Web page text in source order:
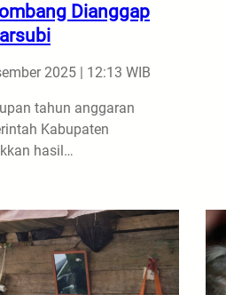
Dianggap
2025 | 12:13 WIB
tahun anggaran
Kabupaten
hasil…